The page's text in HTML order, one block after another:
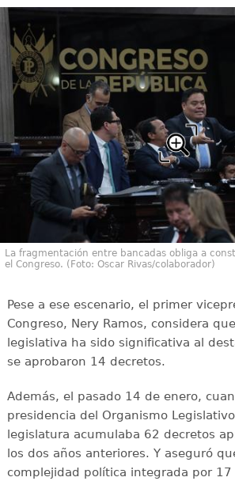
La fragmentación entre bancadas obliga a
el Congreso. (Foto: Oscar Rivas/colaborador)
Pese a ese escenario, el primer
Congreso, Nery Ramos, considera
legislativa ha sido significativa al
se aprobaron 14 decretos.
Además, el pasado 14 de enero,
presidencia del Organismo
legislatura acumulaba 62 decretos
los dos años anteriores. Y aseguró
complejidad política integrada por 17